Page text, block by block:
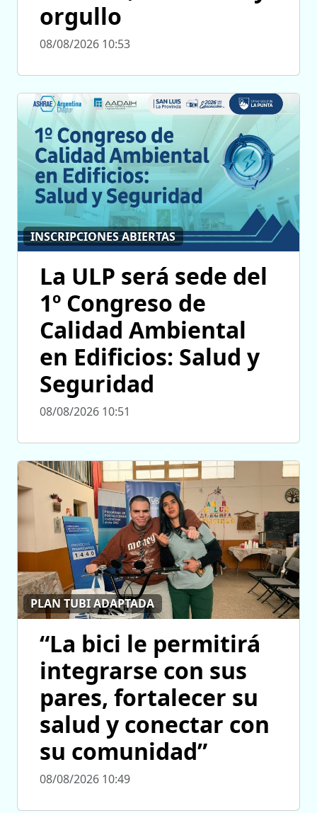
orgullo
08/08/2026 10:53
INSCRIPCIONES ABIERTAS
La ULP será sede del
1º Congreso de
Calidad Ambiental
en Edificios: Salud y
Seguridad
08/08/2026 10:51
PLAN TUBI ADAPTADA
“La bici le permitirá
integrarse con sus
pares, fortalecer su
salud y conectar con
su comunidad”
08/08/2026 10:49